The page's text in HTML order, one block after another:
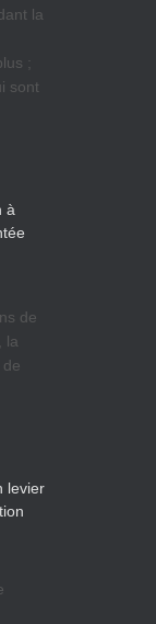
la
;
sont
à
de
la
levier